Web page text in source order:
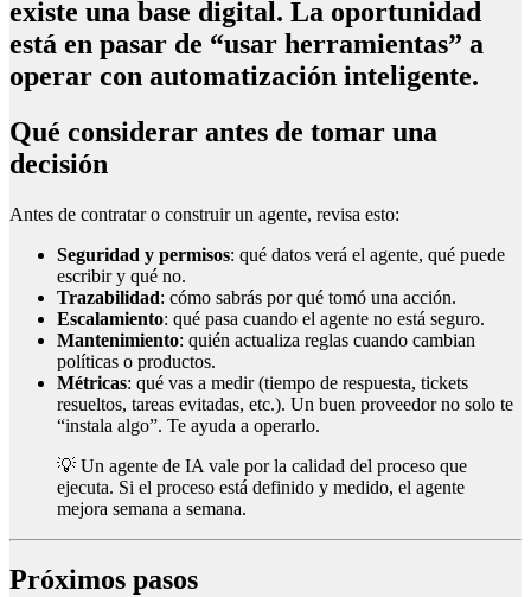
existe una base digital. La oportunidad
está en pasar de “usar herramientas” a
operar con automatización inteligente.
Qué considerar antes de tomar una
decisión
Antes de contratar o construir un agente, revisa esto:
Seguridad y permisos: qué datos verá el agente, qué puede
escribir y qué no.
Trazabilidad: cómo sabrás por qué tomó una acción.
Escalamiento: qué pasa cuando el agente no está seguro.
Mantenimiento: quién actualiza reglas cuando cambian
políticas o productos.
Métricas: qué vas a medir (tiempo de respuesta, tickets
resueltos, tareas evitadas, etc.). Un buen proveedor no solo te
“instala algo”. Te ayuda a operarlo.
💡 Un agente de IA vale por la calidad del proceso que
ejecuta. Si el proceso está definido y medido, el agente
mejora semana a semana.
Próximos pasos